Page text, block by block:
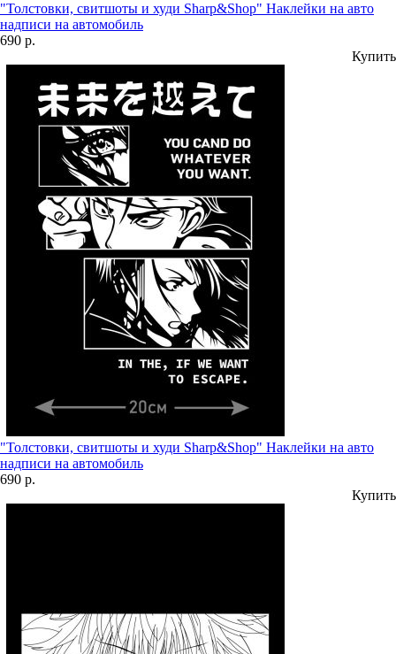
"Толстовки, свитшоты и худи Sharp&Shop" Наклейки на авто
надписи на автомобиль
690 р.
Купить
"Толстовки, свитшоты и худи Sharp&Shop" Наклейки на авто
надписи на автомобиль
690 р.
Купить